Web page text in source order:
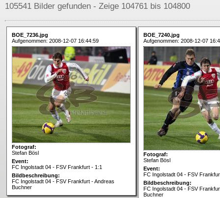
105541 Bilder gefunden - Zeige 104761 bis 104800
BOE_7236.jpg
Aufgenommen: 2008-12-07 16:44:59
Fotograf:
Stefan Bösl
Event:
FC Ingolstadt 04 - FSV Frankfurt - 1:1
Bildbeschreibung:
FC Ingolstadt 04 - FSV Frankfurt - Andreas
Buchner
BOE_7240.jpg
Aufgenommen: 2008-12-07
Fotograf:
Stefan Bösl
Event:
FC Ingolstadt 04 - FSV
Bildbeschreibung:
FC Ingolstadt 04 - FSV
Buchner